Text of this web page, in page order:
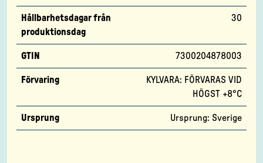
Hållbarhetsdagar från
produktionsdag
30
GTIN 7300204878003
Förvaring
KYLVARA: FÖRVARAS VID
HÖGST +8°C
Ursprung Ursprung: Sverige